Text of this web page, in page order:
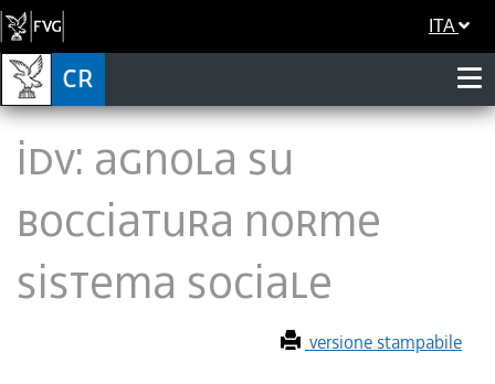
ITA
Idv: Agnola su
bocciatura norme
sistema sociale
versione stampabile